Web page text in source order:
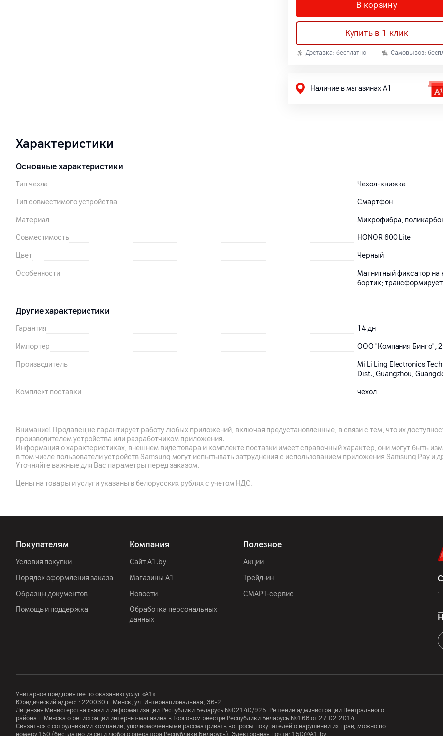
В корзину
Купить в 1 клик
Доставка: бесплатно Самовывоз:
Наличие в магазинах А1
Характеристики
Основные характеристики
Тип чехла Чехол-книжка
Тип совместимого устройства Смартфон
Материал Микрофибра,
Совместимость HONOR 600 Lite
Цвет Черный
Особенности
Магнитный фиксатор на
бортик;
Другие характеристики
Гарантия 14дн
Импортер ООО "Компания Бинго",
Производитель
Mi Li Ling Electronics
Dist., Guangzhou,
Комплект поставки чехол
Внимание! Продавец не гарантирует работу любых приложений, включая предустановленные, в связи с тем, что их
производителем устройства или разработчиком приложения.
Информация о характеристиках, внешнем виде товара и комплекте поставки имеет справочный характер, они могут быть
в том числе пользователи устройств Samsung могут испытывать затруднения с использованием приложения Samsung Pay и
Уточняйте важные для Вас параметры перед заказом.
Цены на товары и услуги указаны в белорусских рублях с учетом НДС.
Покупателям
Условия покупки
Порядок оформления заказа
Образцы документов
Помощь и поддержка
Компания
Сайт A1.by
Магазины А1
Новости
Обработка персональных
данных
Полезное
Акции
Трейд-ин
СМАРТ-сервис
Унитарное предприятие по оказанию услуг «А1»
Юридический адрес: : 220030 г. Минск, ул. Интернациональная, 36-2
Лицензия Министерства связи и информатизации Республики Беларусь №02140/925. Решение администрации Центрального
района г. Минска о регистрации интернет-магазина в Торговом реестре Республики Беларусь №168 от 27.02.2014.
Связаться с сотрудниками компании, уполномоченными рассматривать вопросы покупателей о нарушении их прав, можно по
номеру 150 (бесплатно из сети любого оператора Республики Беларусь). Электронная почта: 150@A1.by.